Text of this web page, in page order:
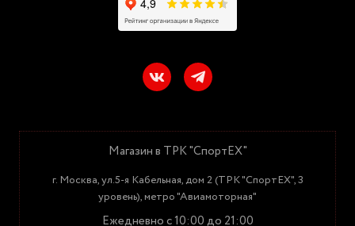
Магазин в ТРК "СпортЕХ"
г. Москва, ул.5-я Кабельная, дом 2 (ТРК "СпортЕХ", 3
уровень), метро "Авиамоторная"
Ежедневно с 10:00 до 21:00